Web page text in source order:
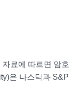
료에 따르면 암호
은 나스닥과 S&P